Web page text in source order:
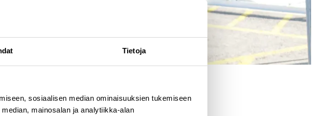
Tietoja
sosiaalisen median ominaisuuksien tukemiseen
mainosalan ja analytiikka-alan